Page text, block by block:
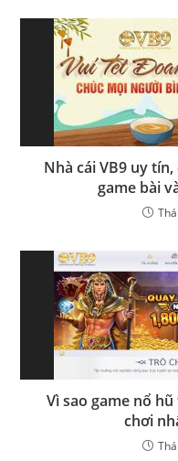
Nhà cái VB9 uy
game bài
Vì sao game nổ
chơi